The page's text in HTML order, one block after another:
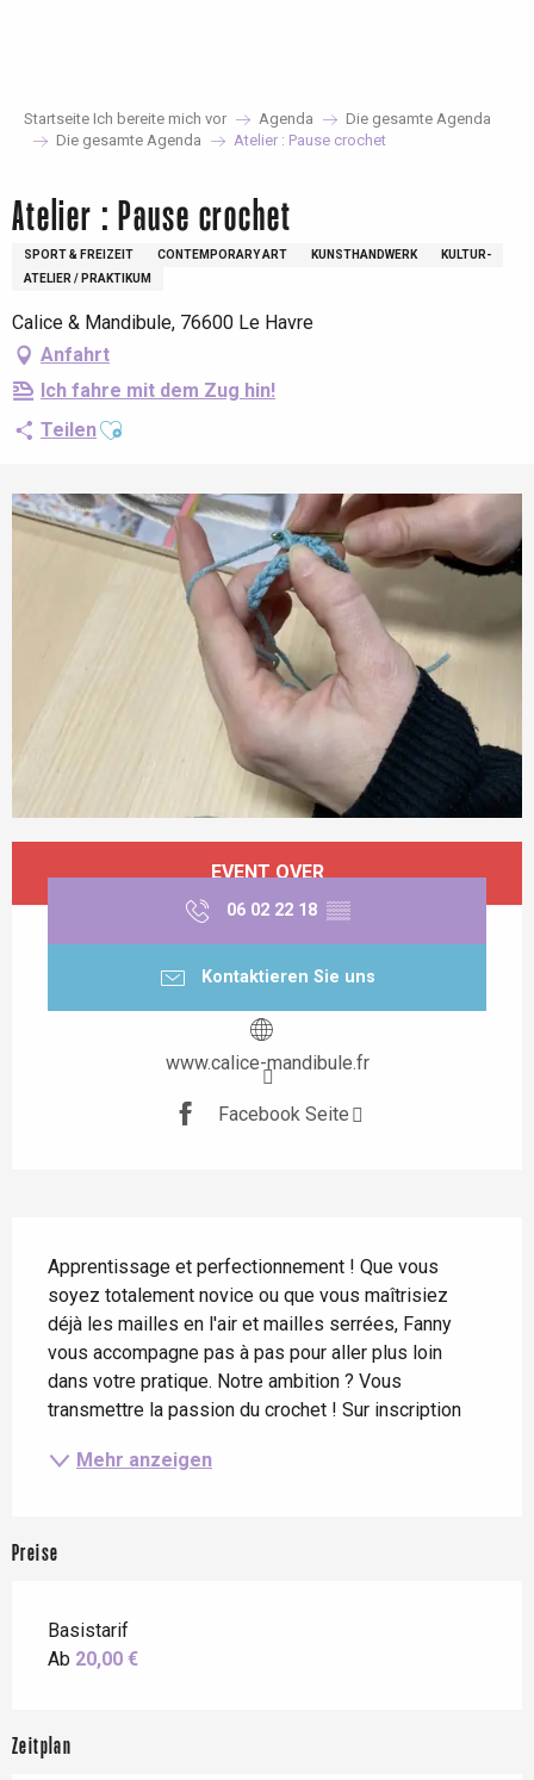
Startseite Ich bereite mich vor Agenda
Die gesamte Agenda
Die gesamte Agenda
Atelier : Pause crochet
Atelier : Pause crochet
SPORT & FREIZEIT CONTEMPORARY ART KUNSTHANDWERK
KULTUR-
ATELIER / PRAKTIKUM
Calice & Mandibule, 76600 Le Havre
Anfahrt
Ich fahre mit dem Zug hin!
TeilenAjouter aux favoris
EVENT OVER
06 02 22 18 ▒▒
Kontaktieren Sie uns
www.calice-mandibule.fr
Facebook Seite
Apprentissage et perfectionnement ! Que vous
soyez totalement novice ou que vous maîtrisiez
déjà les mailles en l'air et mailles serrées, Fanny
vous accompagne pas à pas pour aller plus loin
dans votre pratique. Notre ambition ? Vous
transmettre la passion du crochet ! Sur inscription
Mehr anzeigen
Preise
Basistarif
Ab 20,00 €
Zeitplan